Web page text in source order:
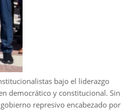
bajo el liderazgo
democrático y constitucional. Sin
represivo encabezado por